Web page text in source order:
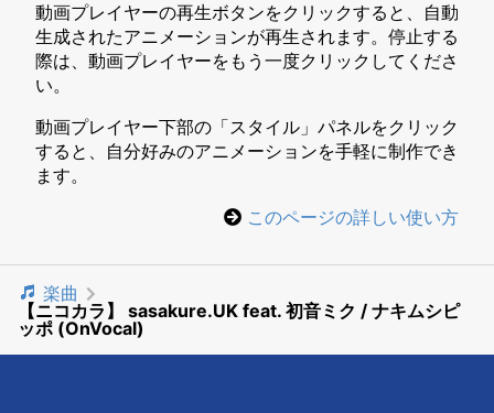
動画プレイヤーの再生ボタンをクリックすると、自動
生成されたアニメーションが再生されます。停止する
際は、動画プレイヤーをもう一度クリックしてくださ
い。
動画プレイヤー下部の「スタイル」パネルをクリック
すると、自分好みのアニメーションを手軽に制作でき
ます。
このページの詳しい使い方
楽曲
【ニコカラ】 sasakure.UK feat. 初音ミク / ナキムシピ
ッポ (OnVocal)